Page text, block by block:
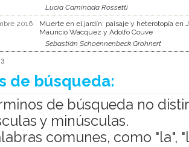
Lucía Caminada Rossetti
2016
Muerte en el jardín: paisaje y heterotopía en
Mauricio Wacquez y Adolfo Couve
Sebastián Schoennenbeck Grohnert
de búsqueda:
de búsqueda no
y minúsculas.
comunes, como "la",